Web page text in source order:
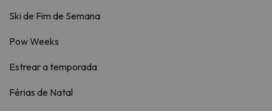
Ski de Fim de Semana
Pow Weeks
Estrear a temporada
Férias de Natal